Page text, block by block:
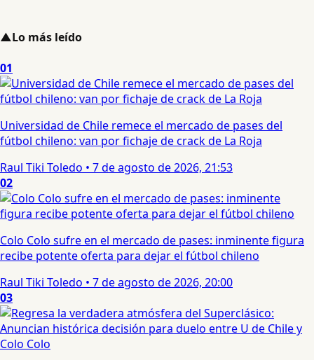
▲Lo más leído
01
Universidad de Chile remece el mercado de pases del
fútbol chileno: van por fichaje de crack de La Roja
Raul Tiki Toledo • 7 de agosto de 2026, 21:53
02
Colo Colo sufre en el mercado de pases: inminente figura
recibe potente oferta para dejar el fútbol chileno
Raul Tiki Toledo • 7 de agosto de 2026, 20:00
03